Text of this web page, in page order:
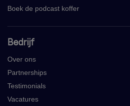
Boek de podcast koffer
Bedrijf
Over ons
Partnerships
Testimonials
Vacatures